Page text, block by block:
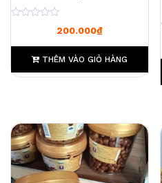
200.000₫
THÊM VÀO GIỎ HÀNG